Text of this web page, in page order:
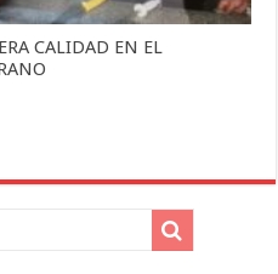
CALIDAD EN EL